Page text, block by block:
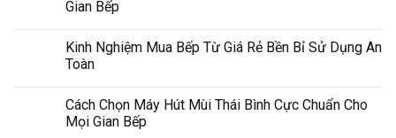
Gian Bếp
Kinh Nghiệm Mua Bếp Từ Giá Rẻ Bền Bỉ Sử Dụng An
Toàn
Cách Chọn Máy Hút Mùi Thái Bình Cực Chuẩn Cho
Mọi Gian Bếp